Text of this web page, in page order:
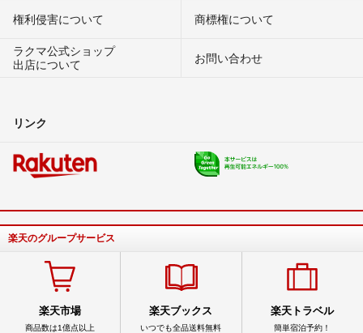
権利侵害について
商標権について
ラクマ公式ショップ
出店について
お問い合わせ
リンク
楽天のグループサービス
楽天市場
商品数は1億点以上
楽天ブックス
いつでも全品送料無料
楽天トラベル
簡単宿泊予約！